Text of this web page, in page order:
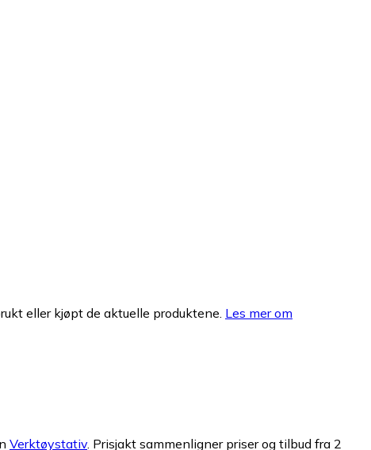
eller kjøpt de aktuelle produktene. Les mer om
Verktøystativ. Prisjakt sammenligner priser og tilbud fra 2